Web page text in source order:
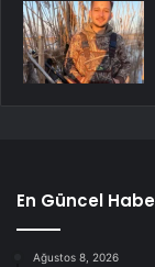
En Güncel
Ağustos 8, 2026